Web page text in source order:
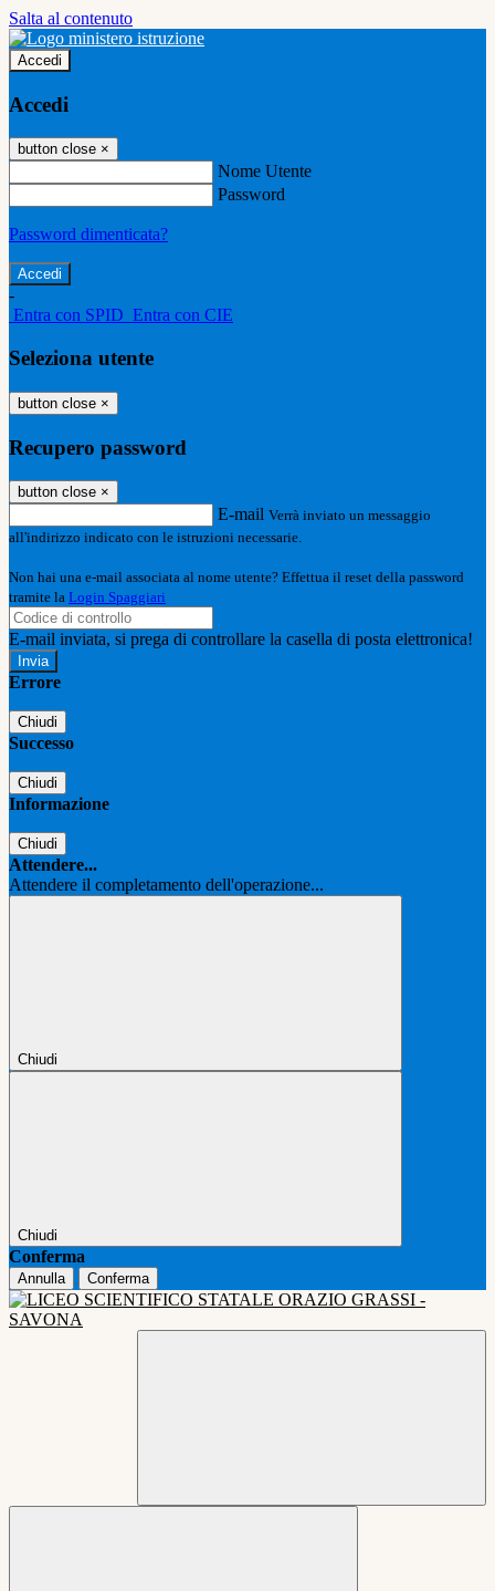
Salta al contenuto
Accedi
Accedi
button close ×
Nome Utente
Password
Password dimenticata?
-
Entra con SPID Entra con CIE
Seleziona utente
button close ×
Recupero password
button close ×
E-mail Verrà inviato un messaggio
all'indirizzo indicato con le istruzioni necessarie.
Non hai una e-mail associata al nome utente? Effettua il reset della password
tramite la Login Spaggiari
E-mail inviata, si prega di controllare la casella di posta elettronica!
Errore
Chiudi
Successo
Chiudi
Informazione
Chiudi
Attendere...
Attendere il completamento dell'operazione...
Chiudi
Chiudi
Conferma
Annulla Conferma